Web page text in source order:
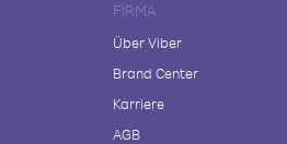
FIRMA
Über Viber
Brand Center
Karriere
AGB